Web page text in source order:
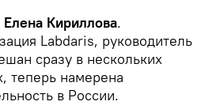
Кириллова.
Labdaris, руководитель
сразу в нескольких
теперь намерена
в России.